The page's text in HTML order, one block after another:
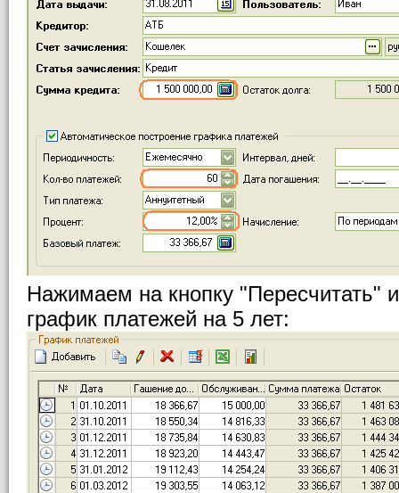
Нажимаем на кнопку "Пересчитать"
график платежей на 5 лет: